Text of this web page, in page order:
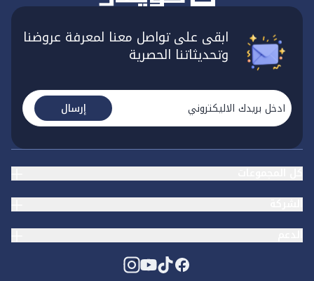
ابقى على تواصل معنا لمعرفة عروضنا
وتحديثاتنا الحصرية
إرسال